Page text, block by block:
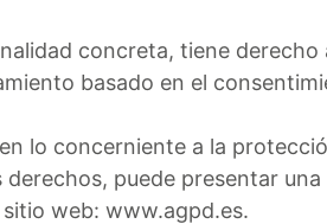
concreta, tiene
basado en el
lo concerniente a la
puede presentar
web: www.agpd.es.